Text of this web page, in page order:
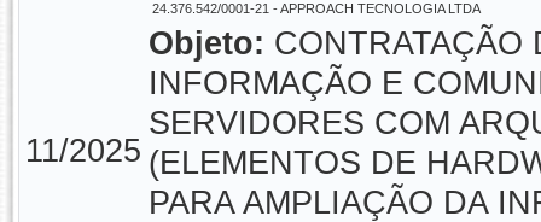
11/2025
24.376.542/0001-21 - APPROACH TECNOLOGIA LTDA
Objeto: CONTRATAÇÃO
INFORMAÇÃO E
SERVIDORES COM
(ELEMENTOS DE
PARA AMPLIAÇÃO DA